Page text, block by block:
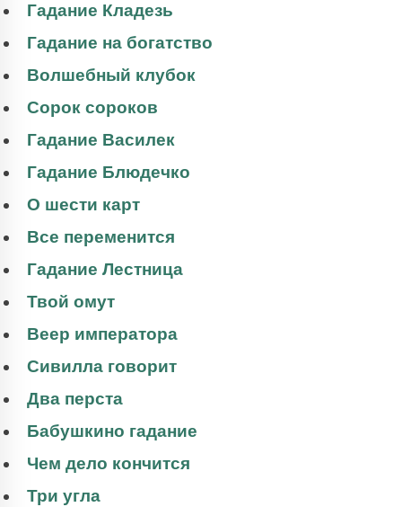
Гадание Кладезь
Гадание на богатство
Волшебный клубок
Сорок сороков
Гадание Василек
Гадание Блюдечко
О шести карт
Все переменится
Гадание Лестница
Твой омут
Веер императора
Сивилла говорит
Два перста
Бабушкино гадание
Чем дело кончится
Три угла